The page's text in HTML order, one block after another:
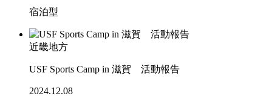
宿泊型
近畿地方
USF Sports Camp in 滋賀 活動報告
2024.12.08